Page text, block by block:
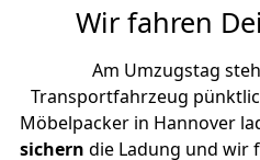
Wir fahren
Am Umzugstag
Transportfahrzeug
Möbelpacker in Hannover
sichern die Ladung und wir